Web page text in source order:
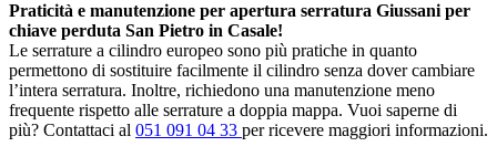
Praticità e manutenzione per apertura serratura Giussani per
chiave perduta San Pietro in Casale!
Le serrature a cilindro europeo sono più pratiche in quanto
permettono di sostituire facilmente il cilindro senza dover cambiare
l’intera serratura. Inoltre, richiedono una manutenzione meno
frequente rispetto alle serrature a doppia mappa. Vuoi saperne di
più? Contattaci al 051 091 04 33 per ricevere maggiori informazioni.